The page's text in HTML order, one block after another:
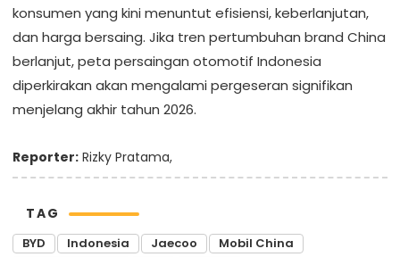
konsumen yang kini menuntut efisiensi, keberlanjutan,
dan harga bersaing. Jika tren pertumbuhan brand China
berlanjut, peta persaingan otomotif Indonesia
diperkirakan akan mengalami pergeseran signifikan
menjelang akhir tahun 2026.
Reporter: Rizky Pratama,
TAG
BYD Indonesia Jaecoo
Mobil China